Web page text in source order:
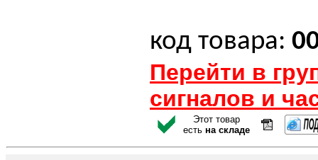
код товара:
Перейти в
сигналов и
Этот товар
есть на складе